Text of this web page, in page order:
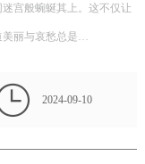
宫般蜿蜒其上。这不仅让
丽与哀愁总是…
2024-09-10